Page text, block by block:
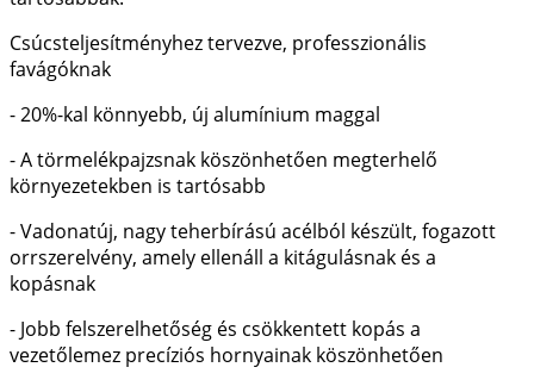
Csúcsteljesítményhez tervezve, professzionális
favágóknak
- 20%-kal könnyebb, új alumínium maggal
- A törmelékpajzsnak köszönhetően megterhelő
környezetekben is tartósabb
- Vadonatúj, nagy teherbírású acélból készült, fogazott
orrszerelvény, amely ellenáll a kitágulásnak és a
kopásnak
- Jobb felszerelhetőség és csökkentett kopás a
vezetőlemez precíziós hornyainak köszönhetően